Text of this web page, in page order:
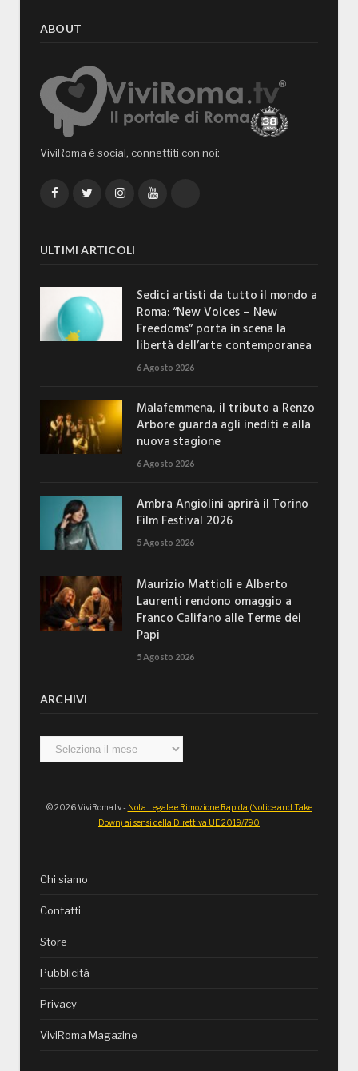
ABOUT
ViviRoma è social, connettiti con noi:
FacebookTwitterInstagramYouTube
ULTIMI ARTICOLI
Sedici artisti da tutto il mondo a
Roma: “New Voices – New
Freedoms” porta in scena la
libertà dell’arte contemporanea
6 Agosto 2026
Malafemmena, il tributo a Renzo
Arbore guarda agli inediti e alla
nuova stagione
6 Agosto 2026
Ambra Angiolini aprirà il Torino
Film Festival 2026
5 Agosto 2026
Maurizio Mattioli e Alberto
Laurenti rendono omaggio a
Franco Califano alle Terme dei
Papi
5 Agosto 2026
ARCHIVI
Archivi
© 2026 ViviRoma.tv - Nota Legale e Rimozione Rapida (Notice and Take
Down) ai sensi della Direttiva UE 2019/790
Chi siamo
Contatti
Store
Pubblicità
Privacy
ViviRoma Magazine